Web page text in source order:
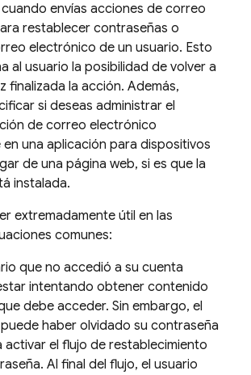
envías acciones de correo
restablecer contraseñas o
electrónico de un usuario. Esto
al usuario la posibilidad de volver a
finalizada la acción. Además,
si deseas administrar el
de correo electrónico
una aplicación para dispositivos
de una página web, si es que la
instalada.
extremadamente útil en las
comunes:
que no accedió a su cuenta
intentando obtener contenido
debe acceder. Sin embargo, el
haber olvidado su contraseña
activar el flujo de restablecimiento
Al final del flujo, el usuario